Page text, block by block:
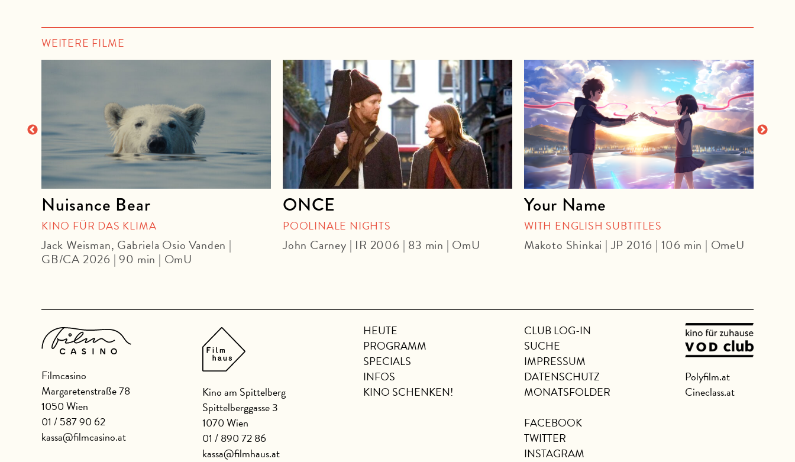
WEITERE FILME
Nuisance Bear
KINO FÜR DAS KLIMA
Jack Weisman, Gabriela Osio Vanden |
GB/CA 2026 | 90 min | OmU
ONCE
POOLINALE NIGHTS
John Carney | IR 2006 | 83 min | OmU
Your Name
WITH ENGLISH SUBTITLES
Makoto Shinkai | JP 2016 | 106 min | OmeU
Filmcasino
Margaretenstraße 78
1050 Wien
01 / 587 90 62
kassa@filmcasino.at
Kino am Spittelberg
Spittelberggasse 3
1070 Wien
01 / 890 72 86
kassa@filmhaus.at
HEUTE
PROGRAMM
SPECIALS
INFOS
KINO SCHENKEN!
CLUB LOG-IN
SUCHE
IMPRESSUM
DATENSCHUTZ
MONATSFOLDER
FACEBOOK
TWITTER
INSTAGRAM
Polyfilm.at
Cineclass.at